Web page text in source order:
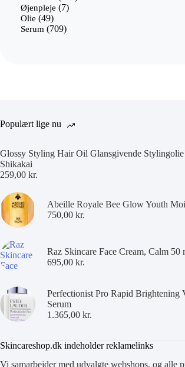
Øjenpleje 77
Olie 4949
varer
Serum 709709
Populært lige nu
Glossy Styling Hair Oil Glansgivende Stylingolie
Shikakai
259,00 kr.
Abeille Royale Bee Glow Youth
750,00 kr.
Raz Skincare Face Cream, Calm 50
695,00 kr.
Perfectionist Pro Rapid Brightening
Serum
1.365,00 kr.
Skincareshop.dk indeholder reklamelinks
Vi samarbejder med udvalgte webshops, og alle